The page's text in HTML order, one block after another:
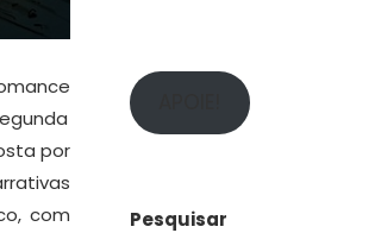
por
com
Pesquisar